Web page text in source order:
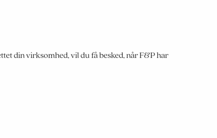
din virksomhed, vil du få besked, når F&P har